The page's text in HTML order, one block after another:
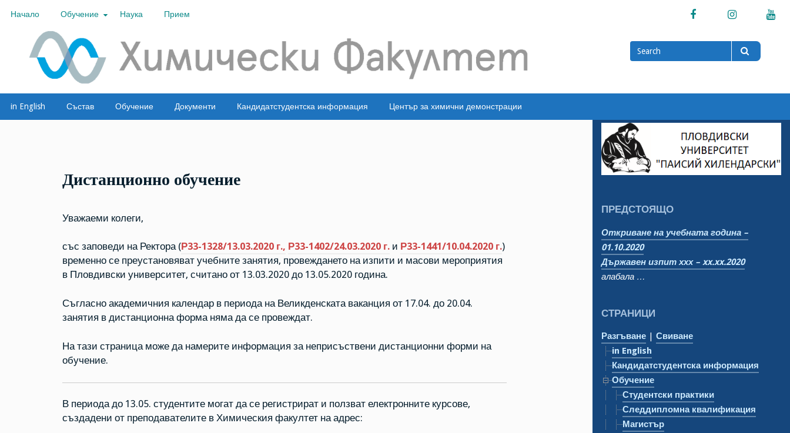
Начало Обучение Наука Прием Facebook Instagram
Тестов сайт
ТЕСТ
Search
for
in English Състав Обучение Документи Кандидатстудентска информация Център за химични демонстрации
Дистанционно обучение
Уважаеми колеги,
със заповеди на Ректора (Р33-1328/13.03.2020 г., Р33-1402/24.03.2020 г.и Р33-1441/10.04.2020 г.)
временно се преустановяват учебните занятия, провеждането на изпити и масови мероприятия
в Пловдивски университет, считано от 13.03.2020 до 13.05.2020 година.
Съгласно академичния календар в периода на Великденската ваканция от 17.04. до 20.04.
занятия в дистанционна форма няма да се провеждат.
На тази страница може да намерите информация за неприсъствени дистанционни форми на
обучение.
В периода до 13.05. студентите могат да се регистрират и ползват електронните курсове,
създадени от преподавателите в Химическия факултет на адрес:
ПРЕДСТОЯЩО
Откриване на учебната година –
01.10.2020
Държавен изпит ххх – xx.xx.2020
алабала …
СТРАНИЦИ
Разгъване | Свиване
in English
Кандидатстудентска информация
Обучение
Студентски практики
Следдипломна квалификация
Магистър